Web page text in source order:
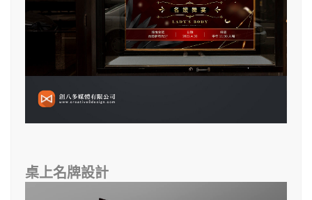
桌上名牌設計